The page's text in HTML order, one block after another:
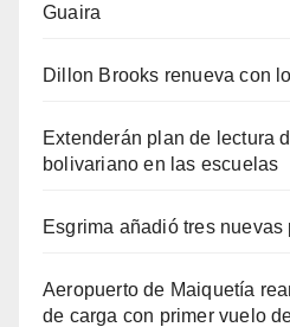
Guaira
Dillon Brooks renueva con
Extenderán plan de lectura
bolivariano en las escuelas
Esgrima añadió tres nuevas
Aeropuerto de Maiquetía
de carga con primer vuelo